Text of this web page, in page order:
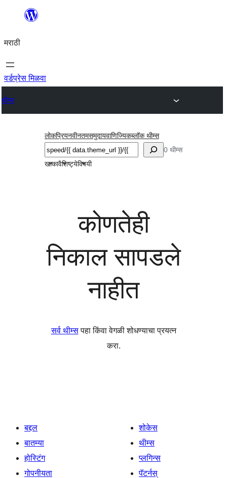
सामुग्रीवर
मराठी
वर्डप्रेस मिळवा
थीम्स
लोकप्रियनवीनतमसमुदायवाणिज्यिकब्लॉक थीम्स
शोधा
0 थीम्स
खाकावैशिष्ट्येविषयी
कोणतेही
निकाल सापडले
नाहीत
सर्व थीम्सपहा किंवा वेगळी शोधण्याचा प्रयत्न
करा.
बद्दल
बातम्या
होस्टिंग
गोपनीयता
शोकेस
थीम्स
प्लगिन्स
पॅटर्नस्